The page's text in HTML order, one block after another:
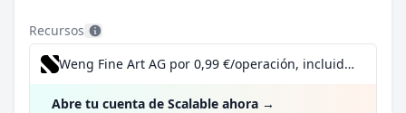
Recursos
Weng Fine Art AG por 0,99 €/operación, incluido el Dividend Reinvestment Plan
Abre tu cuenta de Scalable ahora →